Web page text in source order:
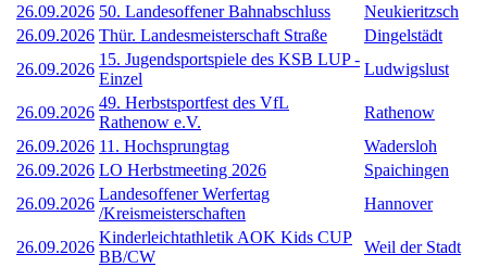
26.09.2026 50. Landesoffener Bahnabschluss
Neukieritzsch
26.09.2026 Thür. Landesmeisterschaft Straße
Dingelstädt
26.09.2026
15. Jugendsportspiele des KSB LUP -
Einzel
Ludwigslust
26.09.2026
49. Herbstsportfest des VfL
Rathenow e.V.
Rathenow
26.09.2026 11. Hochsprungtag
Wadersloh
26.09.2026 LO Herbstmeeting 2026
Spaichingen
26.09.2026
Landesoffener Werfertag
/Kreismeisterschaften
Hannover
26.09.2026
Kinderleichtathletik AOK Kids CUP
BB/CW
Weil der Stadt